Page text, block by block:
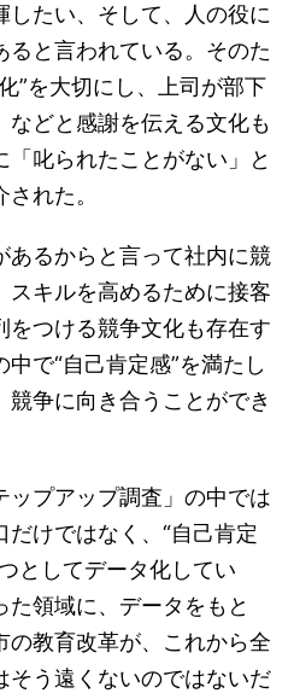
したい、そして、人の役に
ると言われている。そのた
”を大切にし、上司が部下
などと感謝を伝える文化も
叱られたことがない」と
れた。
るからと言って社内に競
スキルを高めるために接客
をつける競争文化も存在す
で“自己肯定感”を満たし
争に向き合うことができ
プアップ調査」の中では
けではなく、“自己肯定
としてデータ化してい
領域に、データをもと
の教育改革が、これから全
そう遠くないのではないだ